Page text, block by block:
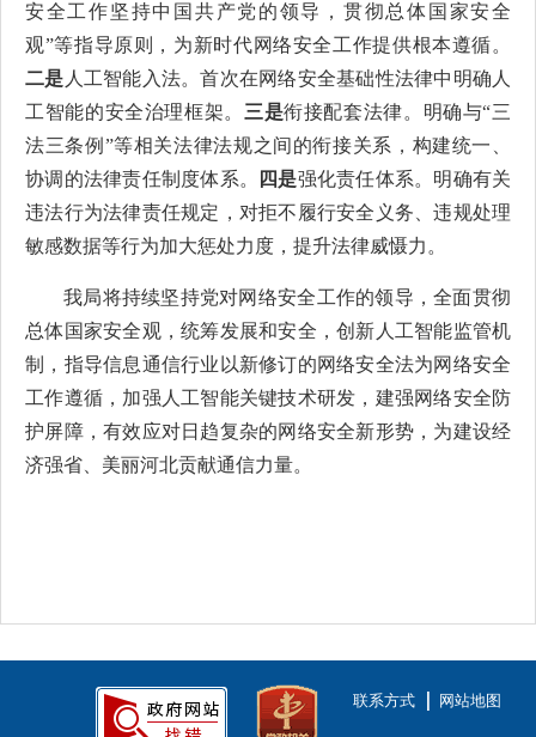
安全工作坚持中国共产党的领导，贯彻总体国家安全
观”等指导原则，为新时代网络安全工作提供根本遵循。
二是 人工智能入法。首次在网络安全基础性法律中明确人
工智能的安全治理框架。 三是衔接配套法律。明确与“三
法三条例”等相关法律法规之间的衔接关系，构建统一、
协调的法律责任制度体系。
四是强化责任体系。明确有关
违法行为法律责任规定，对拒不履行安全义务、违规处理
敏感数据等行为加大惩处力度，提升法律威慑力。
我局将持续坚持党对网络安全工作的领导，全面贯彻
总体国家安全观，统筹发展和安全，创新人工智能监管机
制，指导信息通信行业以新修订的网络安全法为网络安全
工作遵循，加强人工智能关键技术研发，建强网络安全防
护屏障，有效应对日趋复杂的网络安全新形势，为建设经
济强省、美丽河北贡献通信力量。
联系方式 网站地图